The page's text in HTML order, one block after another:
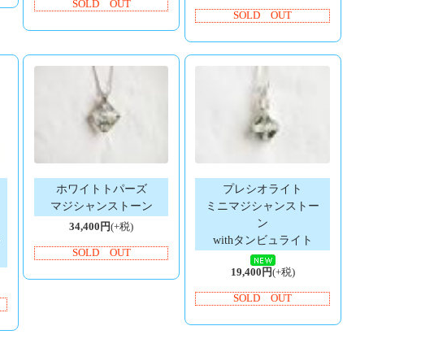
SOLD OUT
SOLD OUT
ホワイトトパーズ
マジシャンストーン
34,400円(+税)
SOLD OUT
プレシオライト
ミニマジシャンストー
ン
withタンビュライト
19,400円(+税)
SOLD OUT